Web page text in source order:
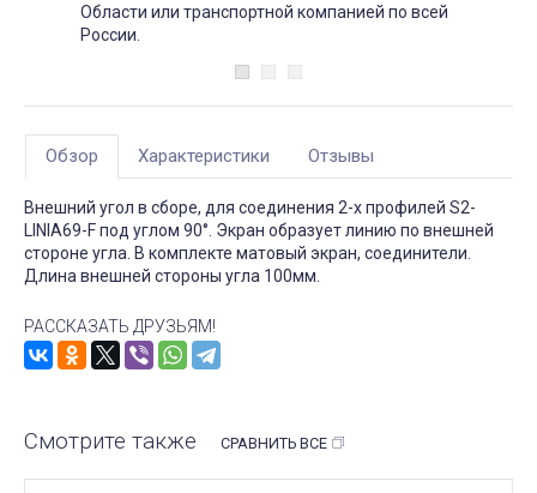
Области или транспортной компанией по всей
России.
Обзор Характеристики Отзывы
Внешний угол в сборе, для соединения 2-х профилей S2-
LINIA69-F под углом 90°. Экран образует линию по внешней
стороне угла. В комплекте матовый экран, соединители.
Длина внешней стороны угла 100мм.
РАССКАЗАТЬ ДРУЗЬЯМ!
Смотрите также СРАВНИТЬ ВСЕ